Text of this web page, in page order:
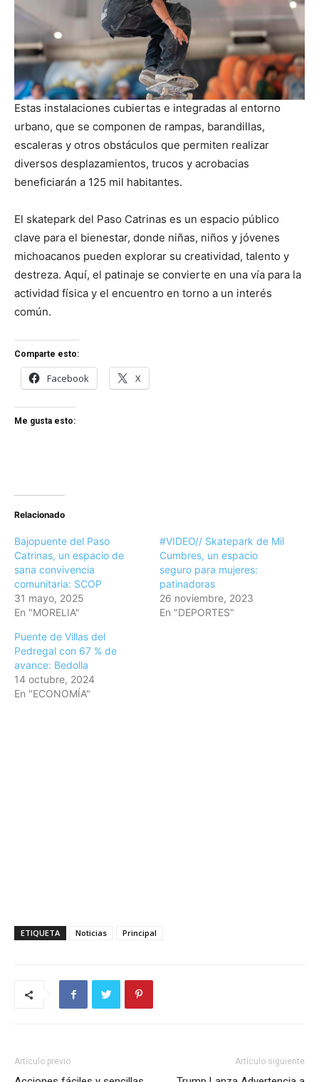
Estas instalaciones cubiertas e integradas al entorno
urbano, que se componen de rampas, barandillas,
escaleras y otros obstáculos que permiten realizar
diversos desplazamientos, trucos y acrobacias
beneficiarán a 125 mil habitantes.
El skatepark del Paso Catrinas es un espacio público
clave para el bienestar, donde niñas, niños y jóvenes
michoacanos pueden explorar su creatividad, talento y
destreza. Aquí, el patinaje se convierte en una vía para la
actividad física y el encuentro en torno a un interés
común.
Comparte esto:
Facebook X
Me gusta esto:
Relacionado
Bajopuente del Paso
Catrinas, un espacio de
sana convivencia
comunitaria: SCOP
31 mayo, 2025
En "MORELIA"
#VIDEO// Skatepark de Mil
Cumbres, un espacio
seguro para mujeres:
patinadoras
26 noviembre, 2023
En "DEPORTES"
Puente de Villas del
Pedregal con 67 % de
avance: Bedolla
14 octubre, 2024
En "ECONOMÍA"
ETIQUETA Noticias Principal
Artículo previo Artículo siguiente